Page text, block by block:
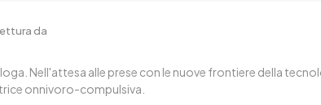
da
Nell'attesa alle prese con le nuove frontiere della
onnivoro-compulsiva.